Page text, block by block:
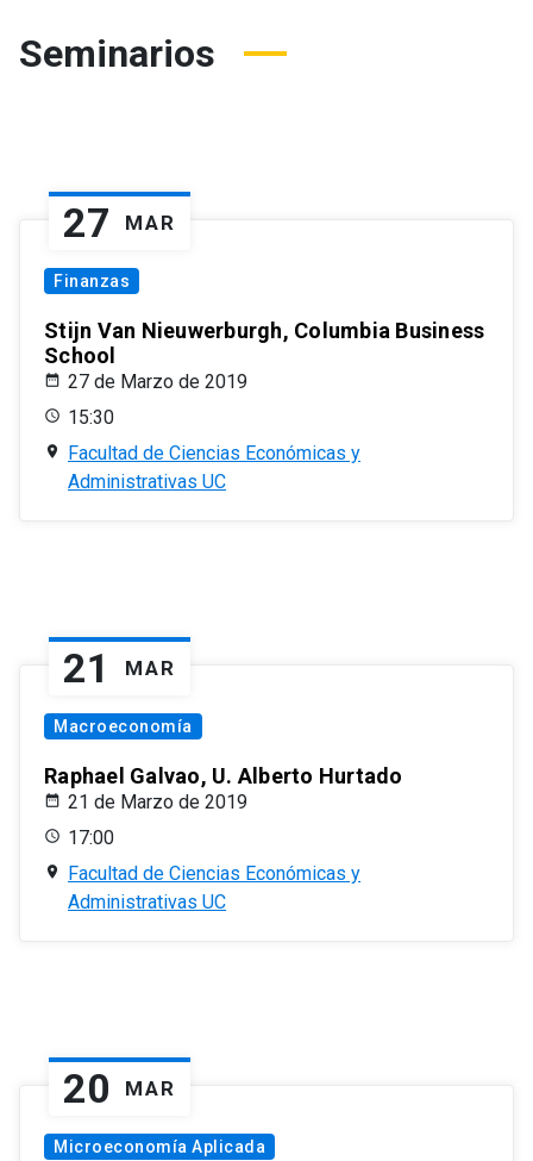
Seminarios
27 MAR
Finanzas
Stijn Van Nieuwerburgh, Columbia Business
School
27 de Marzo de 2019
15:30
Facultad de Ciencias Económicas y
Administrativas UC
21 MAR
Macroeconomía
Raphael Galvao, U. Alberto Hurtado
21 de Marzo de 2019
17:00
Facultad de Ciencias Económicas y
Administrativas UC
20 MAR
Microeconomía Aplicada